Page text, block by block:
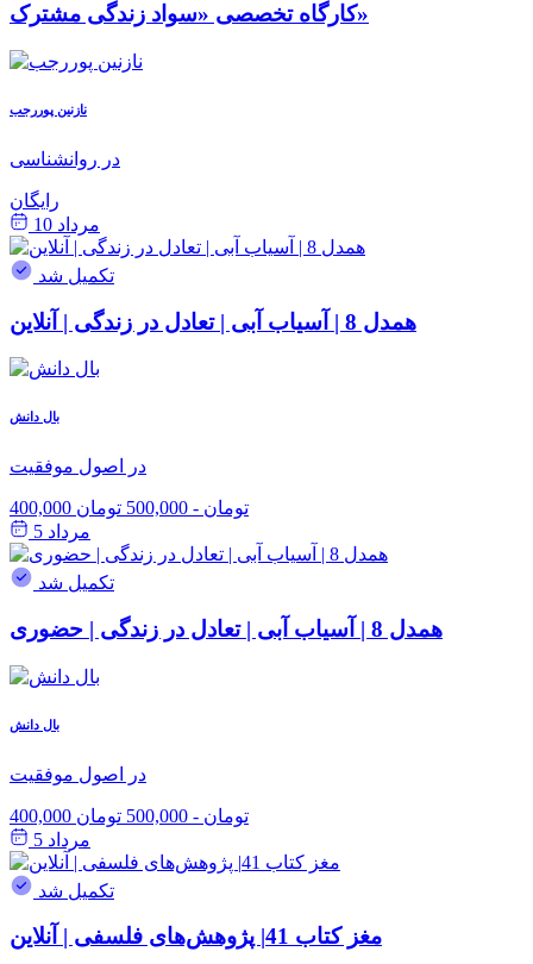
کارگاه تخصصی «سواد زندگی مشترک»
نازنین پوررجب
در روانشناسی
رایگان
مرداد 10
تکمیل شد
همدل 8 | آسیاب آبی | تعادل در زندگی | آنلاین
بال دانش
در اصول موفقیت
400,000 تومان - 500,000 تومان
مرداد 5
تکمیل شد
همدل 8 | آسیاب آبی | تعادل در زندگی | حضوری
بال دانش
در اصول موفقیت
400,000 تومان - 500,000 تومان
مرداد 5
تکمیل شد
مغز کتاب 41| پژوهش‌های فلسفی | آنلاین